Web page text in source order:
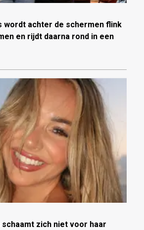
wordt achter de schermen flink
en rijdt daarna rond in een
zich niet voor haar